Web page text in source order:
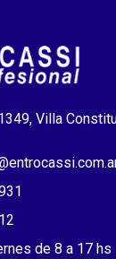
Villa
de 8 a 17 hs